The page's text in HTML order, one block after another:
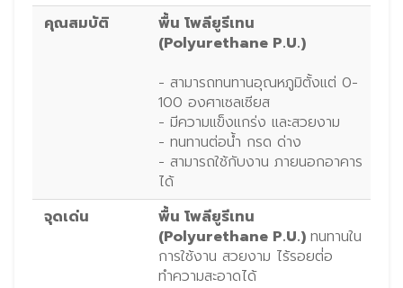
คุณสมบัติ
พื้น โพลียูรีเทน
(Polyurethane P.U.)
- สามารถทนทานอุณหภูมิตั้งแต่ 0-
100 องศาเซลเซียส
- มีความแข็งแกร่ง และสวยงาม
- ทนทานต่อน้ำ กรด ด่าง
- สามารถใช้กับงาน ภายนอกอาคาร
ได้
จุดเด่น
พื้น โพลียูรีเทน
(Polyurethane P.U.) ทนทานใน
การใช้งาน สวยงาม ไร้รอยต่่อ
ทำความสะอาดได้